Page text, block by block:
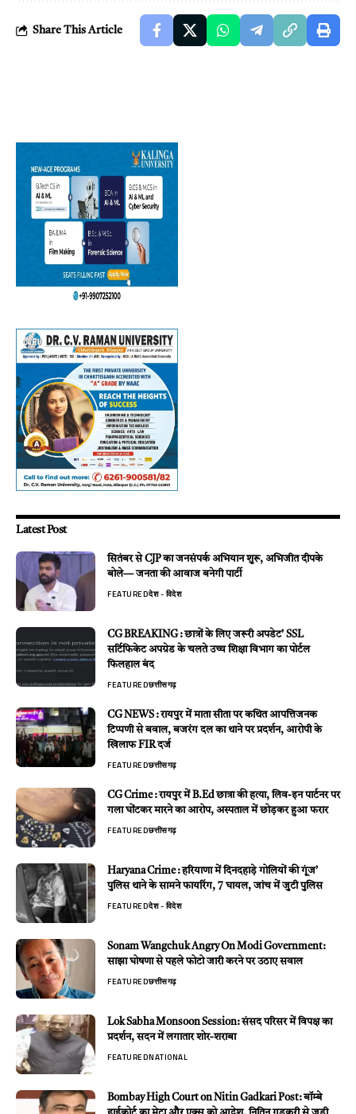
Share This Article
Latest Post
सितंबर से CJP का जनसंपर्क अभियान शुरू, अभिजीत दीपके
बोले— जनता की आवाज बनेगी पार्टी
FEATUREDदेश - विदेश
CG BREAKING : छात्रों के लिए जरूरी अपडेट’ SSL
सर्टिफिकेट अपग्रेड के चलते उच्च शिक्षा विभाग का पोर्टल
फिलहाल बंद
FEATUREDछत्तीसगढ़
CG NEWS : रायपुर में माता सीता पर कथित आपत्तिजनक
टिप्पणी से बवाल, बजरंग दल का थाने पर प्रदर्शन, आरोपी के
खिलाफ FIR दर्ज
FEATUREDछत्तीसगढ़
CG Crime : रायपुर में B.Ed छात्रा की हत्या, लिव-इन पार्टनर पर
गला घोंटकर मारने का आरोप, अस्पताल में छोड़कर हुआ फरार
FEATUREDछत्तीसगढ़
Haryana Crime : हरियाणा में दिनदहाड़े गोलियों की गूंज’
पुलिस थाने के सामने फायरिंग, 7 घायल, जांच में जुटी पुलिस
FEATUREDदेश - विदेश
Sonam Wangchuk Angry On Modi Government:
साझा घोषणा से पहले फोटो जारी करने पर उठाए सवाल
FEATUREDछत्तीसगढ़
Lok Sabha Monsoon Session: संसद परिसर में विपक्ष का
प्रदर्शन, सदन में लगातार शोर-शराबा
FEATUREDNATIONAL
Bombay High Court on Nitin Gadkari Post: बॉम्बे